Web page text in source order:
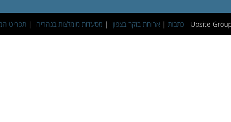
כתבות | ארוחת בוקר בצפון | מסעדות מומלצות בנהריה |תפריט